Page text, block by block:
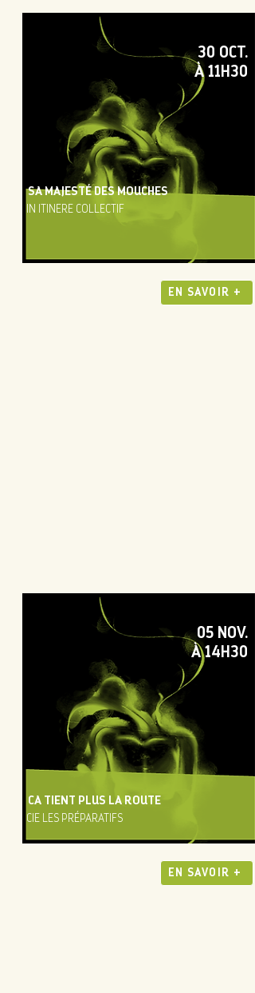
30 OCT.
À 11H30
IN ITINERE COLLECTIF
SA MAJESTÉ DES MOUCHES
EN SAVOIR +
05 NOV.
À 14H30
CIE LES PRÉPARATIFS
CA TIENT PLUS LA ROUTE
EN SAVOIR +